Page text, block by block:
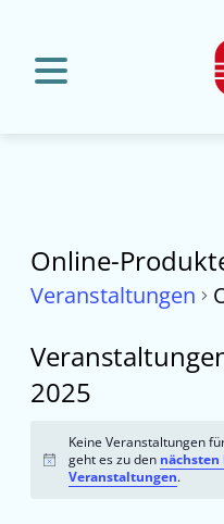
Online-
Veranstaltungen
2025
Hinweis
Keine Veranstaltungen
geht es zu den
Veranstaltungen.